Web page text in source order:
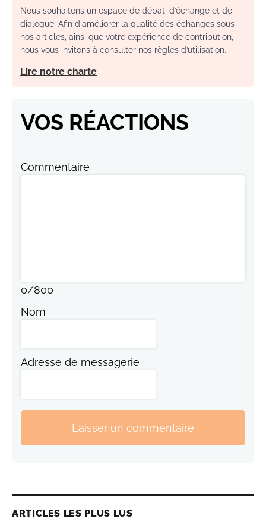
Nous souhaitons un espace de débat, d’échange et de
dialogue. Afin d'améliorer la qualité des échanges sous
nos articles, ainsi que votre expérience de contribution,
nous vous invitons à consulter nos règles d’utilisation.
Lire notre charte
VOS RÉACTIONS
Commentaire
0/800
Nom
Adresse de messagerie
Laisser un commentaire
ARTICLES LES PLUS LUS